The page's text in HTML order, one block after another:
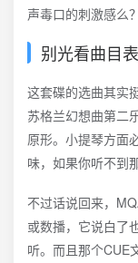
声毒口的刺激感么
别光看曲目
这套碟的选曲其实
苏格兰幻想曲第二
原形。小提琴方面
味，如果你听不到
不过话说回来，
或数播，它说白了
听。而且那个CUE